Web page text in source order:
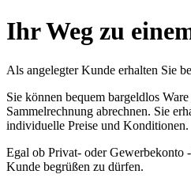
Ihr Weg zu
Als angelegter Kunde erhalten Sie
Sie können bequem bargeldlos
Sammelrechnung abrechnen. Sie
individuelle Preise und Konditionen.
Egal ob Privat- oder Gewerbekonto
Kunde begrüßen zu dürfen.